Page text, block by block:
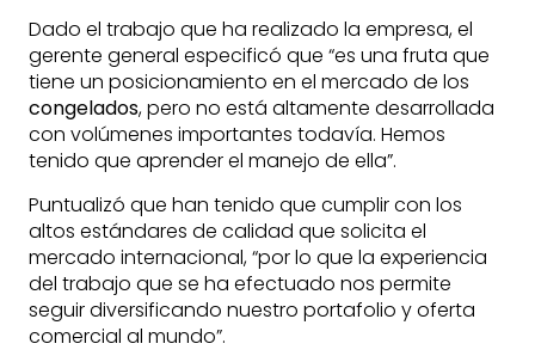
Dado el trabajo que ha realizado la empresa, el
gerente general especificó que “es una fruta que
tiene un posicionamiento en el mercado de los
congelados, pero no está altamente desarrollada
con volúmenes importantes todavía. Hemos
tenido que aprender el manejo de ella”.
Puntualizó que han tenido que cumplir con los
altos estándares de calidad que solicita el
mercado internacional, “por lo que la experiencia
del trabajo que se ha efectuado nos permite
seguir diversificando nuestro portafolio y oferta
comercial al mundo”.